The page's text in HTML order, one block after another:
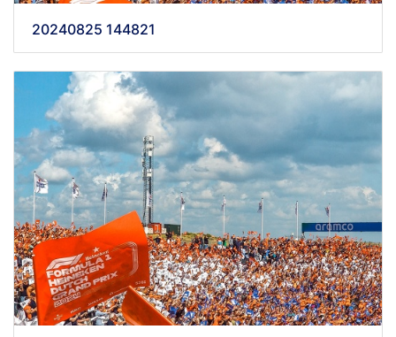
20240825 144821